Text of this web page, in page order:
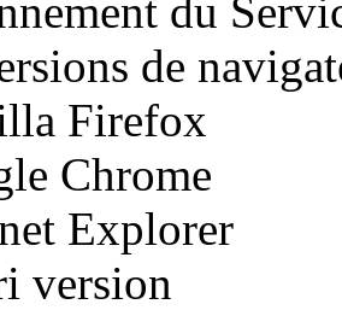
du
de
Firefox
Chrome
Explorer
version